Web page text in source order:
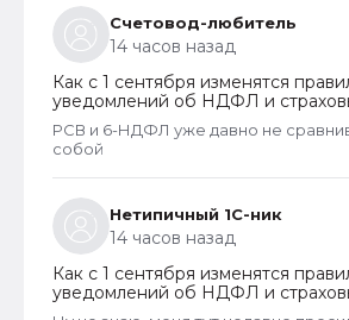
Счетовод-любитель
14 часов назад
Как с 1 сентября изменятся
уведомлений об НДФЛ и
РСВ и 6-НДФЛ уже давно не
собой
Нетипичный 1С-ник
14 часов назад
Как с 1 сентября изменятся
уведомлений об НДФЛ и